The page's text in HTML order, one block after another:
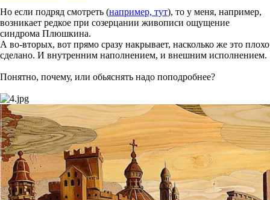
Но если подряд смотреть (например, тут), то у меня, например,
возникает редкое при созерцании живописи ощущение
синдрома Плюшкина.
А во-вторых, вот прямо сразу накрывает, насколько же это плохо
сделано. И внутренним наполнением, и внешним исполнением.
Понятно, почему, или обьяснять надо поподробнее?